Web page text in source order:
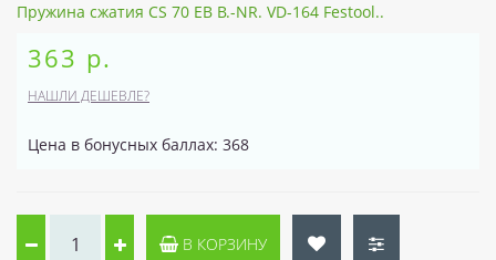
Пружина сжатия CS 70 EB B.-NR. VD-164 Festool..
363 р.
НАШЛИ ДЕШЕВЛЕ?
Цена в бонусных баллах: 368
В КОРЗИНУ